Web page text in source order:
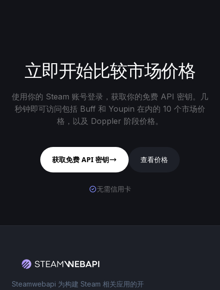
立即开始比较市场价格
使用你的 Steam 账号登录，获取你的免费 API 密钥。几
秒钟即可访问包括 Buff 和 Youpin 在内的 10 个市场价
格，以及 Doppler 阶段价格。
获取免费 API 密钥 查看价格
无需信用卡
Steamwebapi 为构建 Steam 相关应用的开